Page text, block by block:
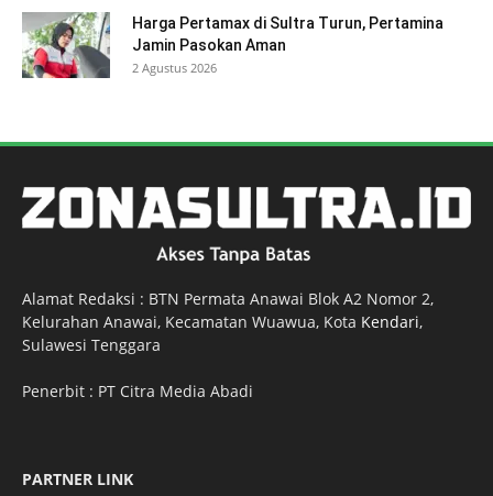
Harga Pertamax di Sultra Turun, Pertamina
Jamin Pasokan Aman
2 Agustus 2026
Alamat Redaksi : BTN Permata Anawai Blok A2 Nomor 2,
Kelurahan Anawai, Kecamatan Wuawua, Kota Kendari,
Sulawesi Tenggara
Penerbit : PT Citra Media Abadi
PARTNER LINK